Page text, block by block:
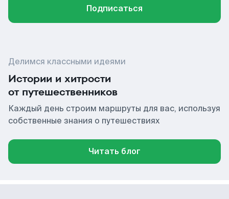
Подписаться
Делимся классными идеями
Истории и хитрости
от путешественников
Каждый день строим маршруты для вас, используя
собственные знания о путешествиях
Читать блог